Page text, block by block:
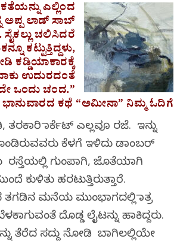
ಎಲ್ಲಿಂದ
ಅಪ್ಪ ಲಾಡ್‌ ಸಾಬ್‌
ಸೈಕಲ್ಲು ಚಲಿಸಿದರೆ
ಕಟ್ಟುತ್ತಿದ್ದಳು,
ಕಡ್ಡಿಯಾಕಾರಕ್ಕೆ
ಉದುರದಂತೆ
ಒಂದು ಚಂದ.”
ಕಥೆ “ಅಮೀನಾ” ನಿಮ್ಮ ಓದಿಗೆ
ಮಾರ್ಕೆಟ್‌ ಎಲ್ಲವೂ ರಜೆ. ಇನ್ನು
ಕೆಳಗೆ ಇಳಿದು ಡಾಂಬರ್‌
ರಸ್ತೆಯಲ್ಲಿ ಗುಂಪಾಗಿ, ಜೊತೆಯಾಗಿ
ಕುಳಿತು ಹರಟುತ್ತಿರುತ್ತಾರೆ.
ಮನೆಯ ಮುಂಭಾಗದಲ್ಲಿ ಮಾತ್ರ
ದೊಡ್ಡ ಲೈಟನ್ನು ಹಾಕಿದ್ದರು.
ತೆರೆದ ಸದ್ದು ನೋಡಿ ಬಾಗಿಲಲ್ಲಿಯೇ